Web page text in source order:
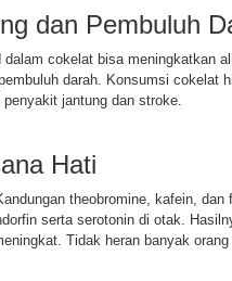
dan Pembuluh
cokelat bisa meningkatkan
darah. Konsumsi cokelat
jantung dan stroke.
Hati
theobromine, kafein, dan
serta serotonin di otak.
Tidak heran banyak